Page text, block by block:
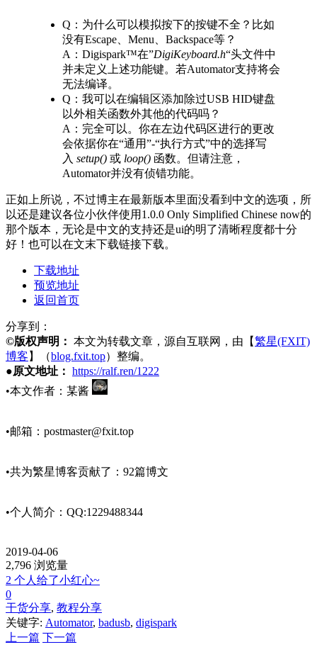
Q：为什么可以模拟按下的按键不全？比如
没有Escape、Menu、Backspace等？
A：Digispark™在”DigiKeyboard.h“头文件中
并未定义上述功能键。若Automator支持将会
无法编译。
Q：我可以在编辑区添加除过USB HID键盘
以外相关函数外其他的代码吗？
A：完全可以。你在左边代码区进行的更改
会依据你在“通用”-“执行方式”中的选择写
入 setup() 或 loop() 函数。但请注意，
Automator并没有侦错功能。
正如上所说，不过博主在最新版本里面没看到中文的选项，所
以还是建议各位小伙伴使用1.0.0 Only Simplified Chinese now的
那个版本，无论是中文的支持还是ui的明了清晰程度都十分
好！也可以在文末下载链接下载。
下载地址
预览地址
返回首页
分享到：
©版权声明： 本文为转载文章，源自互联网，由【繁星(FXIT)
博客 】（blog.fxit.top）整编。
●原文地址： https://ralf.ren/1222
•本文作者：某酱
•邮箱： postmaster@fxit.top
•共为繁星博客贡献了：92篇博文
•个人简介：QQ:1229488344
2019-04-06
2,796 浏览量
2 个人给了小红心~
0
干货分享, 教程分享
关键字: Automator, badusb, digispark
上一篇 下一篇